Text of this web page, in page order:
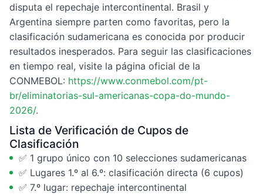
disputa el repechaje intercontinental. Brasil y
Argentina siempre parten como favoritas, pero la
clasificación sudamericana es conocida por producir
resultados inesperados. Para seguir las clasificaciones
en tiempo real, visite la página oficial de la
CONMEBOL: https://www.conmebol.com/pt-
br/eliminatorias-sul-americanas-copa-do-mundo-
2026/.
Lista de Verificación de Cupos de
Clasificación
✅ 1 grupo único con 10 selecciones sudamericanas
✅ Lugares 1.º al 6.º: clasificación directa (6 cupos)
✅ 7.º lugar: repechaje intercontinental